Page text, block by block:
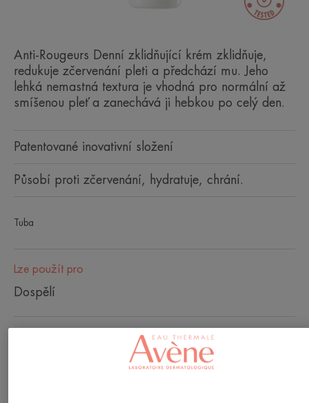
Anti-Rougeurs Denní zklidňující krém zklidňuje,
redukuje zčervenání pleti a předchází mu. Jeho
lehká nemastná textura je vhodná pro normální až
smíšenou pleť a zanechává ji hebkou po celý den.
Patentované inovativní složení
Působí proti zčervenání, hydratuje, chrání.
Tuba
Lze použít pro
Dospělí
Normální pleť - Citlivá pleť se sklonem k